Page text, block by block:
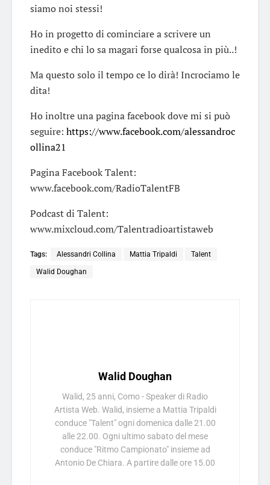
siamo noi stessi!
Ho in progetto di cominciare a scrivere un
inedito e chi lo sa magari forse qualcosa in più..!
Ma questo solo il tempo ce lo dirà! Incrociamo le
dita!
Ho inoltre una pagina facebook dove mi si può
seguire: https://www.facebook.com/alessandroc
ollina21
Pagina Facebook Talent:
www.facebook.com/RadioTalentFB
Podcast di Talent:
www.mixcloud.com/Talentradioartistaweb
Tags: Alessandri Collina Mattia Tripaldi Talent
Walid Doughan
Walid Doughan
Walid, 25 anni, Como - Speaker di Radio
Artista Web. Walid, insieme a Mattia Tripaldi
conduce "Talent" ogni domenica dalle 21.00
alle 22.00. Ogni ultimo sabato del mese
conduce "Ritmo Campionato" insieme ad
Antonio De Chiara. A partire dalle ore 15.00